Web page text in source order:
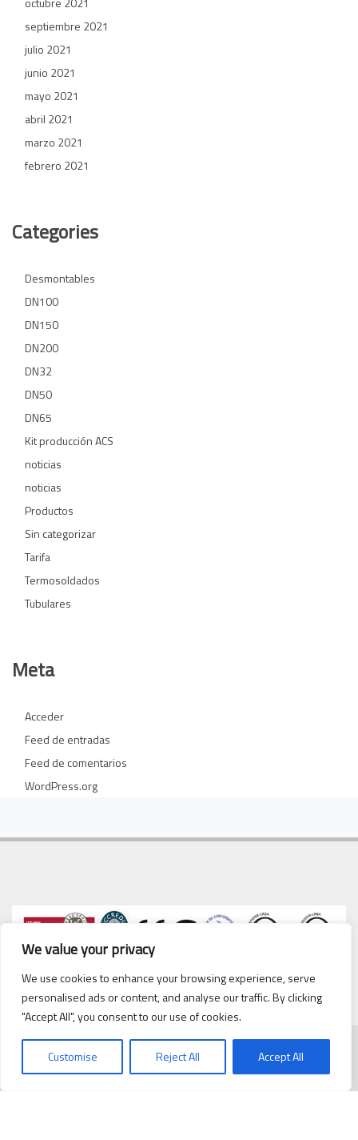
We value your privacy
We use cookies to enhance your browsing experience, serve
personalised ads or content, and analyse our traffic. By clicking
"Accept All", you consent to our use of cookies.
Customise Reject All Accept All
septiembre 2021
julio 2021
junio 2021
mayo 2021
abril 2021
marzo 2021
febrero 2021
Categories
Desmontables
DN100
DN150
DN200
DN32
DN50
DN65
Kit producción ACS
noticias
noticias
Productos
Sin categorizar
Tarifa
Termosoldados
Tubulares
Meta
Acceder
Feed de entradas
Feed de comentarios
WordPress.org
cipriani@cipriani.es